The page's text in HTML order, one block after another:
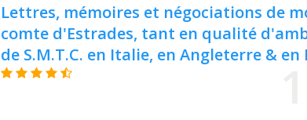
Lettres, mémoires et négociations de
comte d'Estrades, tant en qualité
de S.M.T.C. en Italie, en Angleterre & en
que comme ambassadeur